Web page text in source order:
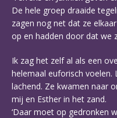
De hele groep draaide
zagen nog net dat ze
op en hadden door dat we
Ik zag het zelf al als een
helemaal euforisch voelen.
lachend. Ze kwamen naar
mij en Esther in het zand.
‘Daar moet op gedronken